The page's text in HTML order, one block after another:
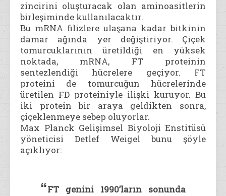
zincirini oluşturacak olan aminoasitlerin
birleşiminde kullanılacaktır.
Bu mRNA filizlere ulaşana kadar bitkinin
damar ağında yer değiştiriyor. Çiçek
tomurcuklarının üretildiği en yüksek
noktada, mRNA, FT proteinin
sentezlendiği hücrelere geçiyor. FT
proteini de tomurcuğun hücrelerinde
üretilen FD proteiniyle ilişki kuruyor. Bu
iki protein bir araya geldikten sonra,
çiçeklenmeye sebep oluyorlar.
Max Planck Gelişimsel Biyoloji Enstitüsü
yöneticisi Detlef Weigel bunu şöyle
açıklıyor:
“FT genini 1990’ların sonunda